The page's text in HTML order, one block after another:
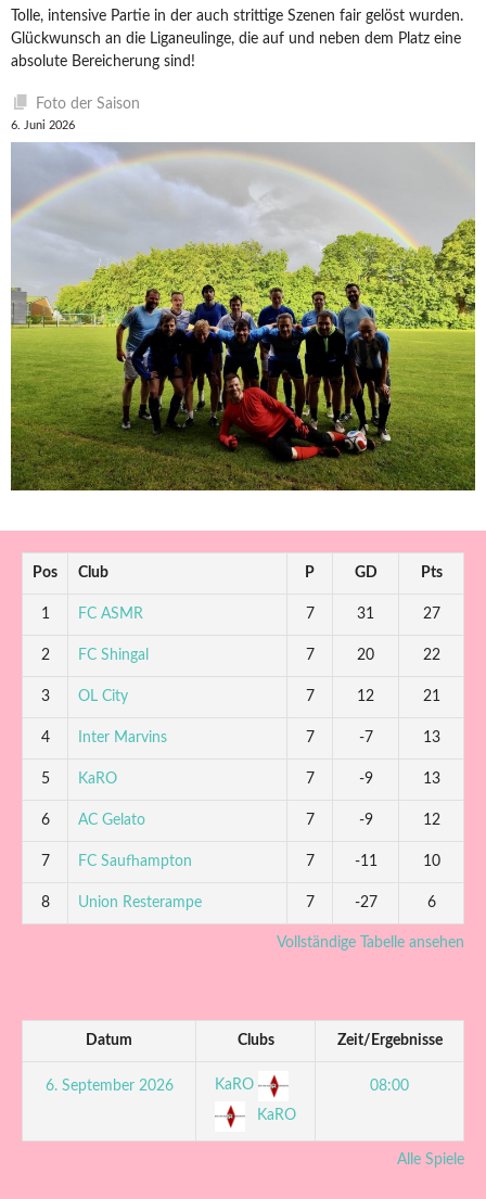
Tolle, intensive Partie in der auch strittige Szenen fair gelöst wurden.
Glückwunsch an die Liganeulinge, die auf und neben dem Platz eine
absolute Bereicherung sind!
Foto der Saison
6. Juni 2026
Pos Club P GD Pts
1 FC ASMR 7 31 27
2 FC Shingal 7 20 22
3 OL City 7 12 21
4 Inter Marvins 7 -7 13
5 KaRO 7 -9 13
6 AC Gelato 7 -9 12
7 FC Saufhampton 7 -11 10
8 Union Resterampe 7 -27 6
Vollständige Tabelle ansehen
Datum Clubs Zeit/Ergebnisse
6. September 2026
KaRO
KaRO
08:00
Alle Spiele